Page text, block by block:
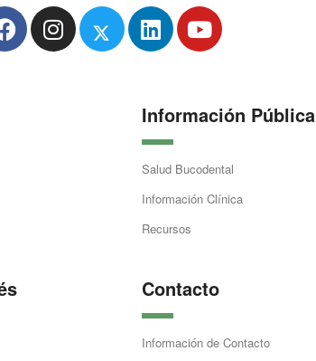
Información Pública
Salud Bucodental
Información Clínica
Recursos
Contacto
Información de Contacto